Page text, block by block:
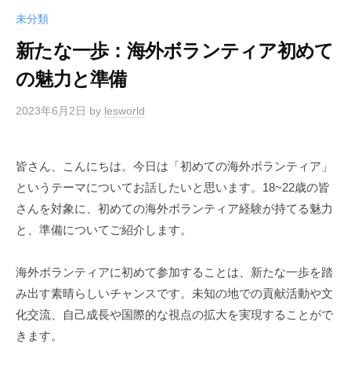
未分類
新たな一歩：海外ボランティア初めて
の魅力と準備
2023年6月2日 by lesworld
皆さん、こんにちは。今日は「初めての海外ボランティア」
というテーマについてお話したいと思います。18~22歳の皆
さんを対象に、初めての海外ボランティア経験が持てる魅力
と、準備についてご紹介します。
海外ボランティアに初めて参加することは、新たな一歩を踏
み出す素晴らしいチャンスです。未知の地での貢献活動や文
化交流、自己成長や国際的な視点の拡大を実現することがで
きます。